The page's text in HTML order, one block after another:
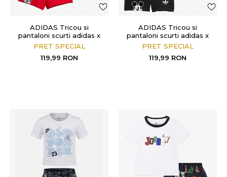
ADIDAS Tricou si
pantaloni scurti adidas x
Disney Minnie Mouse
PRET SPECIAL
119,99 RON
ADIDAS Tricou si
pantaloni scurti adidas x
Disney Mickey Mouse
PRET SPECIAL
119,99 RON